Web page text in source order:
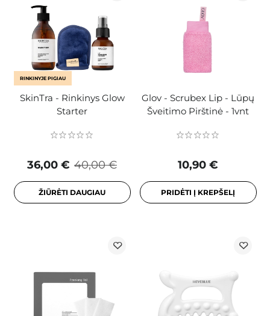
RINKINYJE PIGIAU
SkinTra - Rinkinys Glow
Starter
40,00 €
36,00 €
ŽIŪRĖTI DAUGIAU
Glov - Scrubex Lip - Lūpų
Šveitimo Pirštinė - 1vnt
10,90 €
PRIDĖTI Į KREPŠELĮ